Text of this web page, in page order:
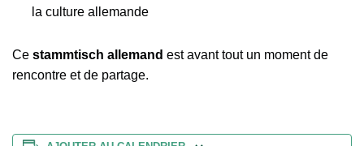
la culture allemande
Ce stammtisch allemand est avant tout un moment de
rencontre et de partage.